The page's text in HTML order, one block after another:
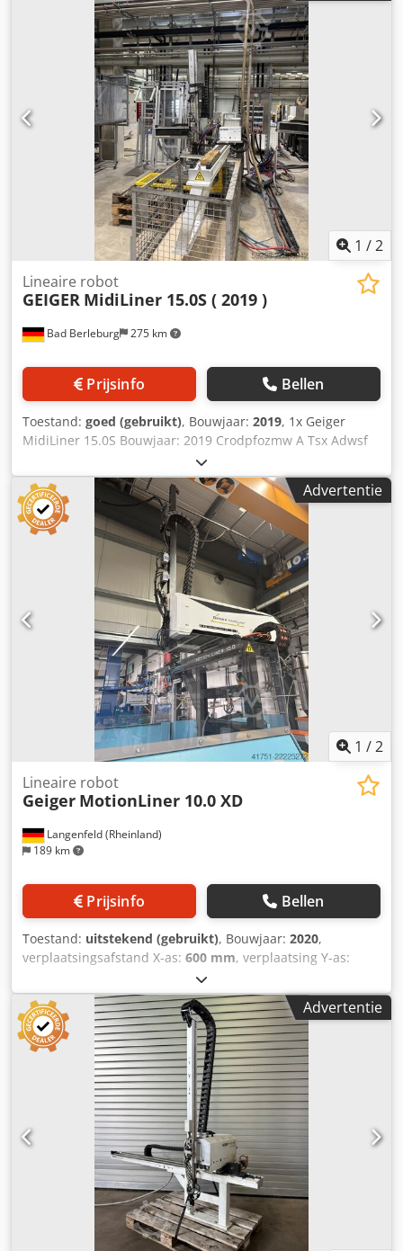
1 /2
Bad Berleburg 275 km
Lineaire robot
GEIGER MidiLiner 15.0S ( 2019 )
Prijsinfo Bellen
Toestand: goed (gebruikt), Bouwjaar: 2019, 1x Geiger
MidiLiner 15.0S Bouwjaar: 2019 Crodpfozmw A Tsx Adwsf
Advertentie
1 /2
Langenfeld (Rheinland)
189 km
Lineaire robot
Geiger MotionLiner 10.0 XD
Prijsinfo Bellen
Toestand: uitstekend (gebruikt), Bouwjaar: 2020,
verplaatsingsafstand X-as: 600 mm, verplaatsing Y-as:
, verplaatsingsafstand Z-as:
van de schakelkast:76 mm, lengte van de schakelkast:46
mm, hoogte van de besturingskast:92 mm, Geiger
MotionLiner 10.0 XD Voorraadnummer: 503651
Machinetype/ Apparaattype: Handling Fabrikant: Geiger
Type: MotionLiner 10.0 XD Bouwjaar: 2020 Maximale
draaglast: 10 kg Slag X-as: 600 mm Crsdpfozhkn Eox Adwsf
Slag Y-as: 1200 mm Slag Z-as: 1900 mm Console-
afmetingen: 115 cm x 20 cm x 76 cm Besturingskast
afmetingen: 76 cm x 46 cm x 92 cm Interface: EUR 67
Toebehoren: EASYTouch HT320Z
Advertentie